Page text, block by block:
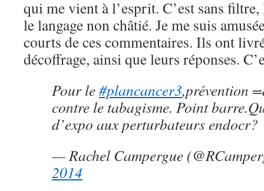
qui me vient à l’esprit. C’est sans
le langage non châtié. Je me suis
courts de ces commentaires. Ils ont
décoffrage, ainsi que leurs réponses.
Pour le#plancancer3,prévention
contre le tabagisme. Point
d’expo aux perturbateurs endocr?
— Rachel Campergue
2014